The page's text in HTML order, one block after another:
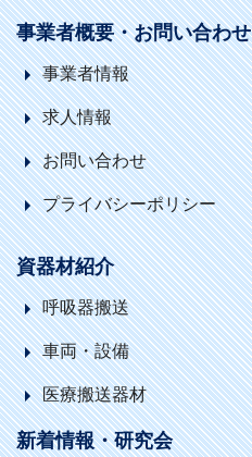
事業者概要・お問い合わせ
事業者情報
求人情報
お問い合わせ
プライバシーポリシー
資器材紹介
呼吸器搬送
車両・設備
医療搬送器材
新着情報・研究会